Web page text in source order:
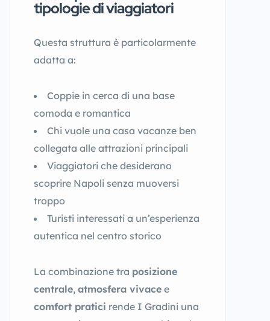
tipologie di viaggiatori
Questa struttura è particolarmente
adatta a:
Coppie in cerca di una base
comoda e romantica
Chi vuole una casa vacanze ben
collegata alle attrazioni principali
Viaggiatori che desiderano
scoprire Napoli senza muoversi
troppo
Turisti interessati a un’esperienza
autentica nel centro storico
La combinazione tra posizione
centrale, atmosfera vivace e
comfort pratici rende I Gradini una